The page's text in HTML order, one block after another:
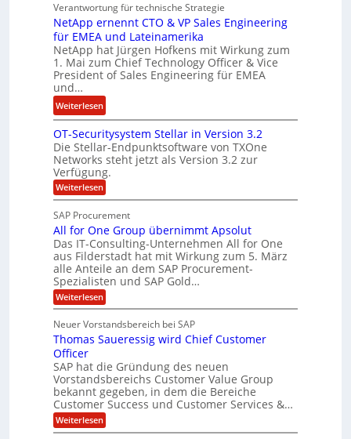
e
i
n
e
ö
s
u
n
g
r
d
F
n
a
n
z
c
h
e
e
i
F
S
n
g
n
e
e
r
i
g
-
S
p
e
z
i
a
l
i
s
t
J
u
i
a
H
u
b
Verantwortung für technische Strategie
NetApp ernennt CTO & VP Sales Engineering
für EMEA und Lateinamerika
NetApp hat Jürgen Hofkens mit Wirkung zum
1. Mai zum Chief Technology Officer & Vice
President of Sales Engineering für EMEA
und…
Weiterlesen:
N
e
t
A
p
p
e
n
n
t
C
T
O
V
P
S
a
l
OT-Securitysystem Stellar in Version 3.2
Die Stellar-Endpunktsoftware von TXOne
Networks steht jetzt als Version 3.2 zur
Verfügung.
Weiterlesen:
O
-
S
e
c
u
r
i
t
y
y
s
e
m
S
t
e
l
l
SAP Procurement
All for One Group übernimmt Apsolut
Das IT-Consulting-Unternehmen All for One
aus Filderstadt hat mit Wirkung zum 5. März
alle Anteile an dem SAP Procurement-
Spezialisten und SAP Gold…
Weiterlesen:
A
l
f
r
O
n
e
G
r
o
Neuer Vorstandsbereich bei SAP
Thomas Saueressig wird Chief Customer
Officer
SAP hat die Gründung des neuen
Vorstandsbereichs Customer Value Group
bekannt gegeben, in dem die Bereiche
Customer Success und Customer Services &…
Weiterlesen:
T